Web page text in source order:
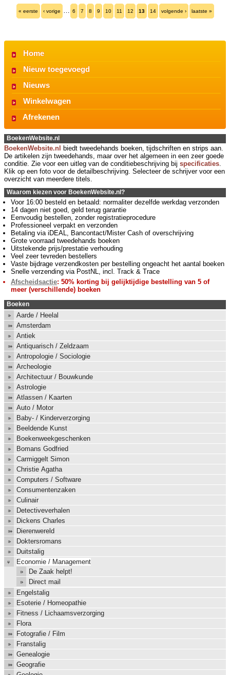
« eerste ‹ vorige … 6 7 8 9 10 11 12 13 14 volgende › laatste »
Home
Nieuw toegevoegd
Nieuws
Winkelwagen
Afrekenen
BoekenWebsite.nl
BoekenWebsite.nl biedt tweedehands boeken, tijdschriften en strips aan.
De artikelen zijn tweedehands, maar over het algemeen in een zeer goede
conditie. Zie voor een uitleg van de conditiebeschrijving bij specificaties
Klik op een foto voor de detailbeschrijving. Selecteer de schrijver voor een
overzicht van meerdere titels.
Waarom kiezen voor BoekenWebsite.nl?
Voor 16:00 besteld en betaald: normaliter dezelfde werkdag verzonden
14 dagen niet goed, geld terug garantie
Eenvoudig bestellen, zonder registratieprocedure
Professioneel verpakt en verzonden
Betaling via iDEAL, Bancontact/Mister Cash of overschrijving
Grote voorraad tweedehands boeken
Uitstekende prijs/prestatie verhouding
Veel zeer tevreden bestellers
Vaste bijdrage verzendkosten per bestelling ongeacht het aantal boeken
Snelle verzending via PostNL, incl. Track & Trace
Afscheidsactie: 50% korting bij gelijktijdige bestelling van 5 of
meer (verschillende) boeken
Boeken
Aarde / Heelal
Amsterdam
Antiek
Antiquarisch / Zeldzaam
Antropologie / Sociologie
Archeologie
Architectuur / Bouwkunde
Astrologie
Atlassen / Kaarten
Auto / Motor
Baby- / Kinderverzorging
Beeldende Kunst
Boekenweekgeschenken
Bomans Godfried
Carmiggelt Simon
Christie Agatha
Computers / Software
Consumentenzaken
Culinair
Detectiveverhalen
Dickens Charles
Dierenwereld
Doktersromans
Duitstalig
Economie / Management
De Zaak helpt!
Direct mail
Engelstalig
Esoterie / Homeopathie
Fitness / Lichaamsverzorging
Flora
Fotografie / Film
Franstalig
Genealogie
Geografie